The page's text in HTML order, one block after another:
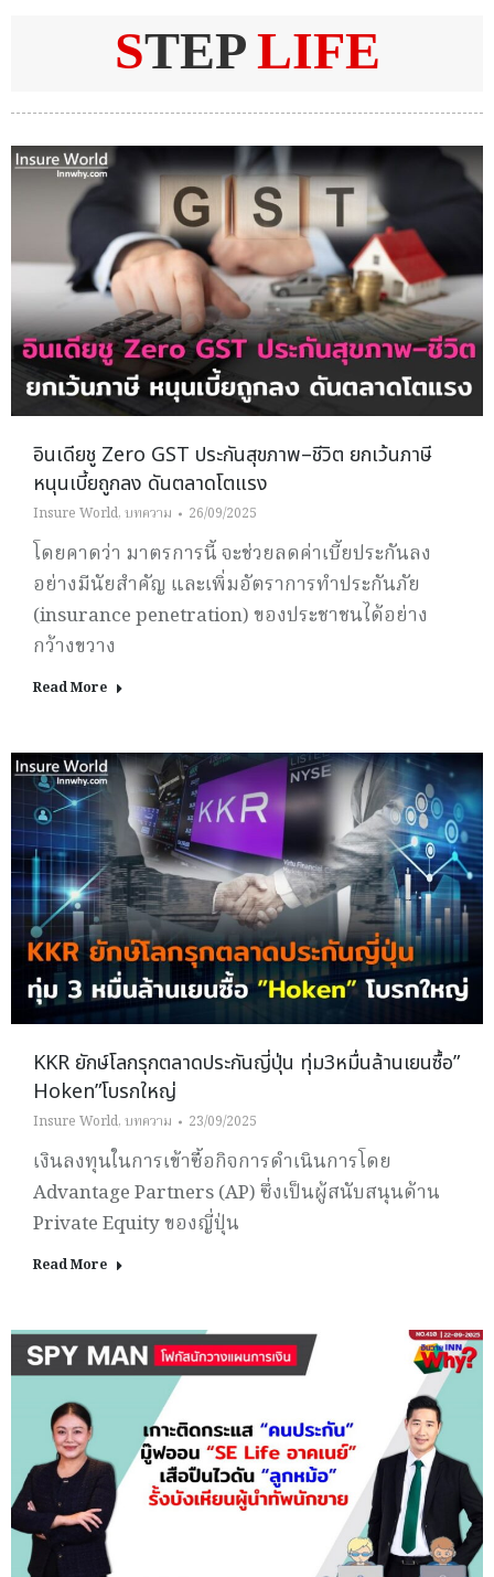
STEP LIFE
อินเดียชู Zero GST ประกันสุขภาพ–ชีวิต ยกเว้นภาษี
หนุนเบี้ยถูกลง ดันตลาดโตแรง
Insure World, บทความ 26/09/2025
โดยคาดว่า มาตรการนี้ จะช่วยลดค่าเบี้ยประกันลง
อย่างมีนัยสำคัญ และเพิ่มอัตราการทำประกันภัย
(insurance penetration) ของประชาชนได้อย่าง
กว้างขวาง
Read More
KKR ยักษ์โลกรุกตลาดประกันญี่ปุ่น ทุ่ม3หมื่นล้านเยนซื้อ”
Hoken”โบรกใหญ่
Insure World, บทความ 23/09/2025
เงินลงทุนในการเข้าซื้อกิจการดำเนินการโดย
Advantage Partners (AP) ซึ่งเป็นผู้สนับสนุนด้าน
Private Equity ของญี่ปุ่น
Read More